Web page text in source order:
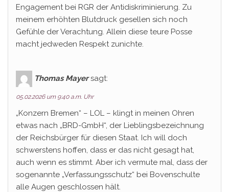
Engagement bei RGR der Antidiskriminierung. Zu
meinem erhöhten Blutdruck gesellen sich noch
Gefühle der Verachtung. Allein diese teure Posse
macht jedweden Respekt zunichte.
Thomas Mayer sagt:
05.02.2026 um 9:40 a.m. Uhr
„Konzern Bremen“ – LOL – klingt in meinen Ohren
etwas nach „BRD-GmbH“, der Lieblingsbezeichnung
der Reichsbürger für diesen Staat. Ich will doch
schwerstens hoffen, dass er das nicht gesagt hat,
auch wenn es stimmt. Aber ich vermute mal, dass der
sogenannte „Verfassungsschutz“ bei Bovenschulte
alle Augen geschlossen hält.